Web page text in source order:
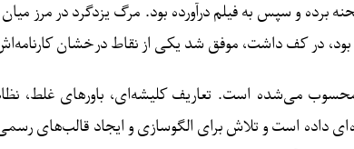
برده و سپس به فیلم درآورده بود. مرگ یزدگرد در مرز میان
در کف داشت، موفق شد یکی از نقاط درخشان کارنامه‌اش
می‌شده است. تعاریف کلیشه‌ای، باورهای غلط،
داده است و تلاش برای الگوسازی و ایجاد قالب‌های رسمی